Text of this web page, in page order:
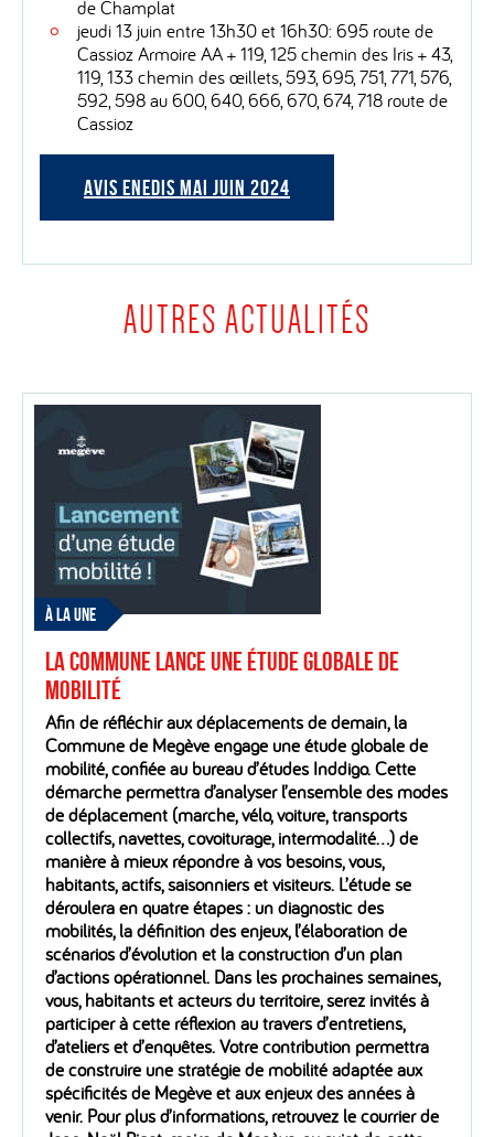
de Champlat
jeudi 13 juin entre 13h30 et 16h30: 695 route de
Cassioz Armoire AA + 119, 125 chemin des Iris + 43,
119, 133 chemin des œillets, 593, 695, 751, 771, 576,
592, 598 au 600, 640, 666, 670, 674, 718 route de
Cassioz
AVIS ENEDIS MAI JUIN 2024
AUTRES ACTUALITÉS
À LA UNE
La Commune lance une étude globale de
mobilité
Afin de réfléchir aux déplacements de demain, la
Commune de Megève engage une étude globale de
mobilité, confiée au bureau d’études Inddigo. Cette
démarche permettra d’analyser l’ensemble des modes
de déplacement (marche, vélo, voiture, transports
collectifs, navettes, covoiturage, intermodalité…) de
manière à mieux répondre à vos besoins, vous,
habitants, actifs, saisonniers et visiteurs. L’étude se
déroulera en quatre étapes : un diagnostic des
mobilités, la définition des enjeux, l’élaboration de
scénarios d’évolution et la construction d’un plan
d’actions opérationnel. Dans les prochaines semaines,
vous, habitants et acteurs du territoire, serez invités à
participer à cette réflexion au travers d’entretiens,
d’ateliers et d’enquêtes. Votre contribution permettra
de construire une stratégie de mobilité adaptée aux
spécificités de Megève et aux enjeux des années à
venir. Pour plus d’informations, retrouvez le courrier de